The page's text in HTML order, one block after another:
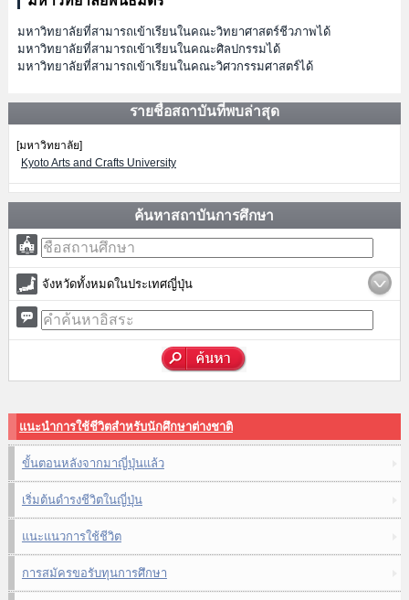
มหาวิทยาลัยที่สามารถเข้าเรียนในคณะวิทยาศาสตร์ชีวภาพได้
มหาวิทยาลัยที่สามารถเข้าเรียนในคณะศิลปกรรมได้
มหาวิทยาลัยที่สามารถเข้าเรียนในคณะวิศวกรรมศาสตร์ได้
รายชื่อสถาบันที่พบล่าสุด
[มหาวิทยาลัย]
Kyoto Arts and Crafts University
ค้นหาสถาบันการศึกษา
จังหวัดทั้งหมดในประเทศญี่ปุ่น
แนะนำการใช้ชีวิตสำหรับนักศึกษาต่างชาติ
ขั้นตอนหลังจากมาญี่ปุ่นแล้ว
เริ่มต้นดำรงชีวิตในญี่ปุ่น
แนะแนวการใช้ชีวิต
การสมัครขอรับทุนการศึกษา